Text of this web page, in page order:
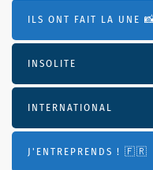
ILS ONT FAIT LA UNE
INSOLITE
INTERNATIONAL
J'ENTREPRENDS ! 🇫🇷